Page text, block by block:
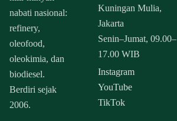
nabati nasional:
refinery,
oleofood,
oleokimia, dan
biodiesel.
Berdiri sejak
2006.
Kuningan Mulia,
Jakarta
Senin–Jumat, 09.00–
17.00 WIB
Instagram
YouTube
TikTok